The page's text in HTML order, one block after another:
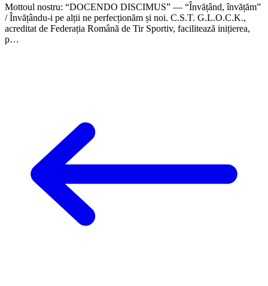
Mottoul nostru: “DOCENDO DISCIMUS” — “Învățând, învățăm”
/ Învățându-i pe alții ne perfecționăm și noi. C.S.T. G.L.O.C.K.,
acreditat de Federația Română de Tir Sportiv, facilitează inițierea,
p…